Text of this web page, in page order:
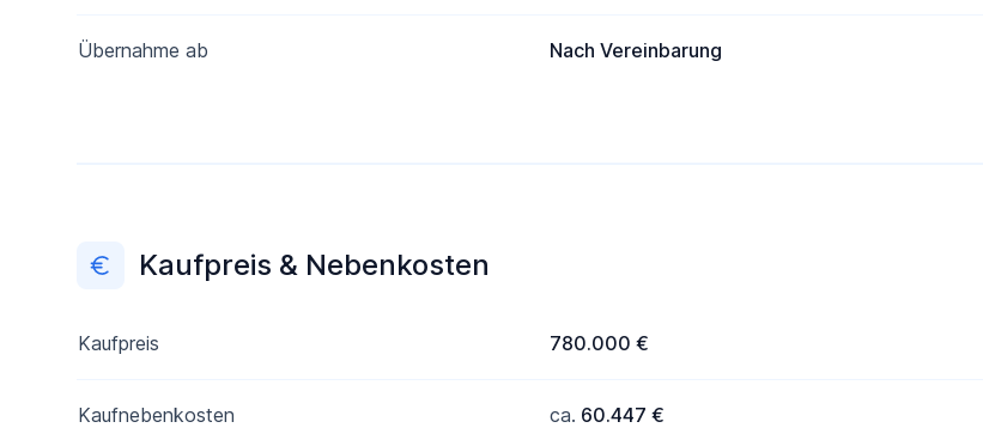
Übernahme ab Nach Vereinbarung
Kaufpreis & Nebenkosten
Kaufpreis 780.000 €
Kaufnebenkosten ca. 60.447 €